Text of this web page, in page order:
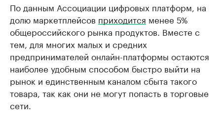
По данным Ассоциации цифровых платформ, на
долю маркетплейсов приходится менее 5%
общероссийского рынка продуктов. Вместе с
тем, для многих малых и средних
предпринимателей онлайн-платформы остаются
наиболее удобным способом быстро выйти на
рынок и единственным каналом сбыта такого
товара, так как они не могут попасть в торговые
сети.